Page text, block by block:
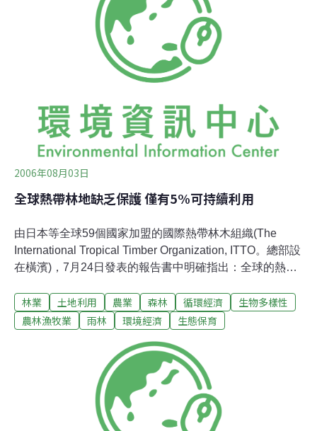
業審查報告書，獲得其認可。
2006年08月03日
全球熱帶林地缺乏保護 僅有5%可持續利用
由日本等全球59個國家加盟的國際熱帶林木組織(The
International Tropical Timber Organization, ITTO。總部設
在橫濱)，7月24日發表的報告書中明確指出：全球的熱帶
右。國際熱帶林木組織表示，熱帶森林是扮演維持生物多
樣性與吸收二氧化碳的重要角色，要保有這樣的機能，必
約有1200萬公頃轉作農地或牧草地等之用。另外，違法採
伐也是造成熱帶林地減少的主要原因。
林業 土地利用 農業 森林 循環經濟
生物多樣性
農林漁牧業
雨林 環境經濟 生態保育